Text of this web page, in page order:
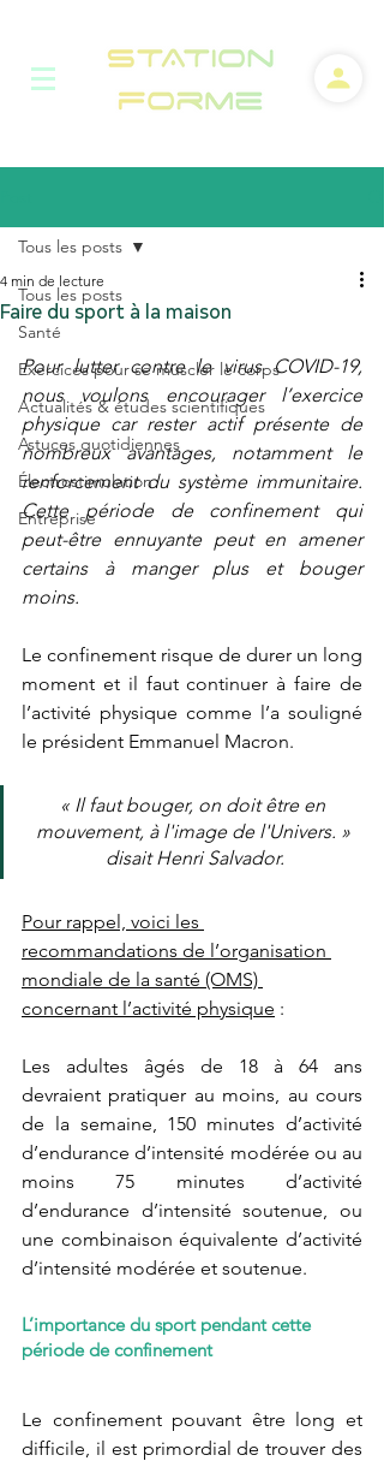
Tous les posts
Santé
Exercices pour se muscler le corps
Actualités & études scientifiques
Astuces quotidiennes
Électrostimulation
Entreprise
Tous les posts
Faire du sport à la maison
4 min de lecture
Pour lutter contre le virus COVID-19,
nous voulons encourager l’exercice
physique car rester actif présente de
nombreux avantages, notamment le
renforcement du système immunitaire.
Cette période de confinement qui
peut-être ennuyante peut en amener
certains à manger plus et bouger
moins.
Le confinement risque de durer un long
moment et il faut continuer à faire de
l’activité physique comme l’a souligné
le président Emmanuel Macron.
« Il faut bouger, on doit être en
mouvement, à l'image de l'Univers. »
disait Henri Salvador.
Pour rappel, voici les
recommandations de l’organisation
mondiale de la santé (OMS)
concernant l’activité physique :
Les adultes âgés de 18 à 64 ans
devraient pratiquer au moins, au cours
de la semaine, 150 minutes d’activité
d’endurance d’intensité modérée ou au
moins 75 minutes d’activité
d’endurance d’intensité soutenue, ou
une combinaison équivalente d’activité
d’intensité modérée et soutenue.
L’importance du sport pendant cette
période de confinement
Le confinement pouvant être long et
difficile, il est primordial de trouver des